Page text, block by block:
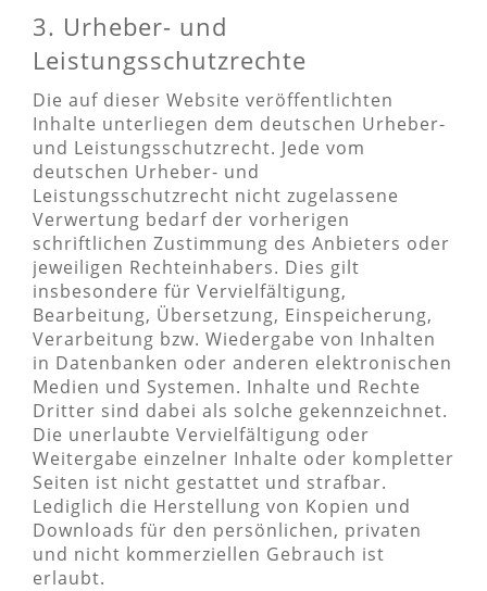
3. Urheber- und
Leistungsschutzrechte
Die auf dieser Website veröffentlichten
Inhalte unterliegen dem deutschen Urheber-
und Leistungsschutzrecht. Jede vom
deutschen Urheber- und
Leistungsschutzrecht nicht zugelassene
Verwertung bedarf der vorherigen
schriftlichen Zustimmung des Anbieters oder
jeweiligen Rechteinhabers. Dies gilt
insbesondere für Vervielfältigung,
Bearbeitung, Übersetzung, Einspeicherung,
Verarbeitung bzw. Wiedergabe von Inhalten
in Datenbanken oder anderen elektronischen
Medien und Systemen. Inhalte und Rechte
Dritter sind dabei als solche gekennzeichnet.
Die unerlaubte Vervielfältigung oder
Weitergabe einzelner Inhalte oder kompletter
Seiten ist nicht gestattet und strafbar.
Lediglich die Herstellung von Kopien und
Downloads für den persönlichen, privaten
und nicht kommerziellen Gebrauch ist
erlaubt.